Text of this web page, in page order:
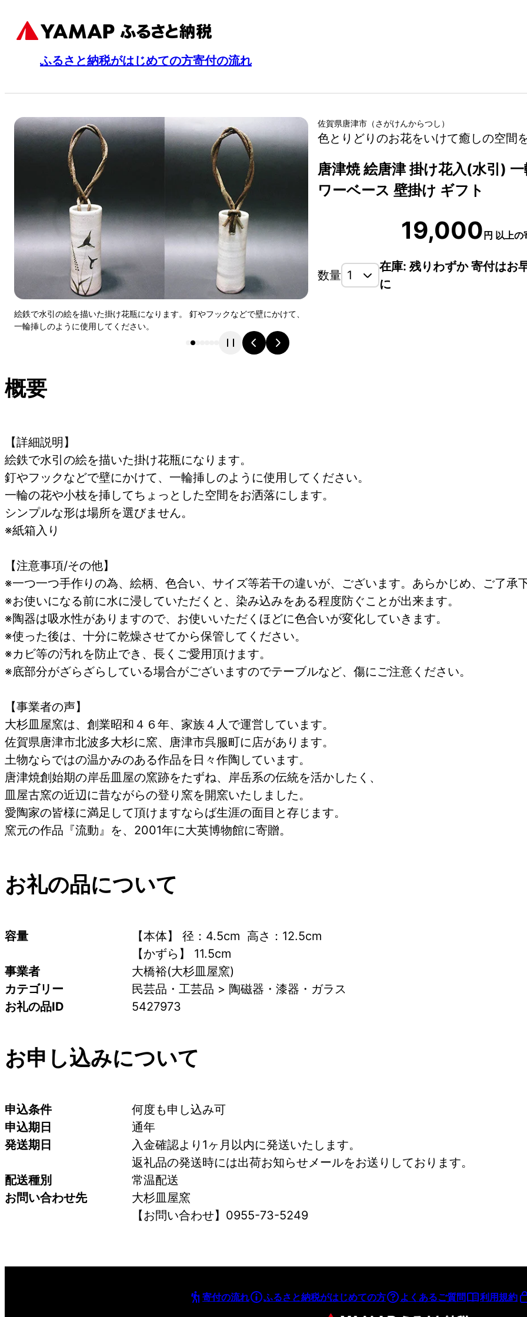
ふるさと納税がはじめての方寄付の流れ
絵鉄で水引の絵を描いた掛け花瓶になります。 釘やフックなどで壁にかけて、
一輪挿しのように使用してください。
佐賀県唐津市 （さがけんからつし ）
色とりどりのお花をいけて癒しの空間
唐津焼 絵唐津 掛け花入(水引)
ワーベース 壁掛け ギフト
19,000円 以上の
数量
在庫: 残りわずか 寄付はお
に
概要
【詳細説明】
絵鉄で水引の絵を描いた掛け花瓶になります。
釘やフックなどで壁にかけて、一輪挿しのように使用してください。
一輪の花や小枝を挿してちょっとした空間をお洒落にします。
シンプルな形は場所を選びません。
※紙箱入り
【注意事項/その他】
※一つ一つ手作りの為、絵柄、色合い、サイズ等若干の違いが、ございます。あらかじめ、ご了承下
※お使いになる前に水に浸していただくと、染み込みをある程度防ぐことが出来ます
※陶器は吸水性がありますので、お使いいただくほどに色合いが変化していきます。
※使った後は、十分に乾燥させてから保管してください。
※カビ等の汚れを防止でき、長くご愛用頂けます。
※底部分がざらざらしている場合がございますのでテーブルなど、傷にご注意ください。
【事業者の声】
大杉皿屋窯は、創業昭和４６年、家族４人で運営しています。
佐賀県唐津市北波多大杉に窯、唐津市呉服町に店があります。
土物ならではの温かみのある作品を日々作陶しています。
唐津焼創始期の岸岳皿屋の窯跡をたずね、岸岳系の伝統を活かしたく、
皿屋古窯の近辺に昔ながらの登り窯を開窯いたしました。
愛陶家の皆様に満足して頂けますならば生涯の面目と存じます。
窯元の作品『流動』を、2001年に大英博物館に寄贈。
お礼の品について
容量
【本体】 径：4.5cm  高さ：12.5cm
【かずら】 11.5cm
事業者
大橋裕(大杉皿屋窯)
カテゴリー
民芸品・工芸品 > 陶磁器・漆器・ガラス
お礼の品ID
5427973
お申し込みについて
申込条件
何度も申し込み可
申込期日
通年
発送期日
入金確認より1ヶ月以内に発送いたします。
返礼品の発送時には出荷お知らせメールをお送りしております。
配送種別
常温配送
お問い合わせ先
大杉皿屋窯
【お問い合わせ】0955-73-5249
寄付の流れ ふるさと納税がはじめての方 よくあるご質問 利用規約